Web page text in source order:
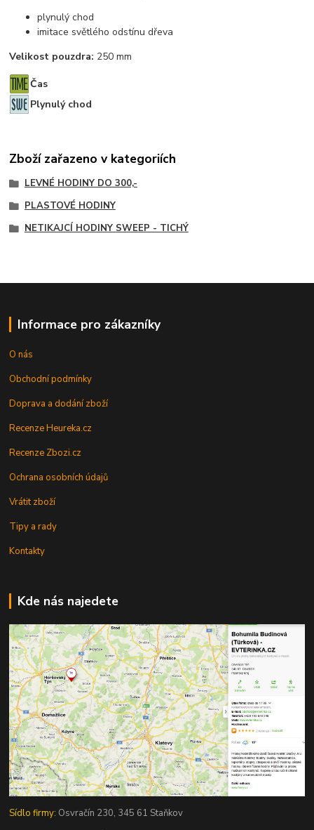
plynulý chod
imitace světlého odstínu dřeva
Velikost pouzdra: 250 mm
Čas
Plynulý chod
Zboží zařazeno v kategoriích
LEVNÉ HODINY DO 300,-
PLASTOVÉ HODINY
NETIKAJCÍ HODINY SWEEP - TICHÝ
Informace pro zákazníky
O nás
Obchodní podmínky
Doprava a dodání zboží
Recenze Heureka.cz
Recenze Zbozi.cz
Ochrana osobních údajů
Vrátit zboží
Tipy a rady
Kontakty
Kde nás najedete
Sídlo firmy: Osvračín 230, 345 61 Staňkov